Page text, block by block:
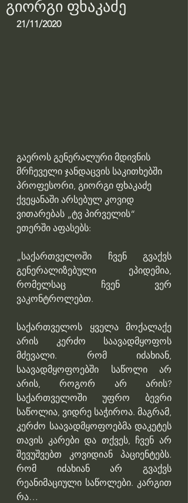
გიორგი ფხაკაძე
21/11/2020
გაეროს გენერალური მდივნის
მრჩეველი ჯანდაცვის საკითხებში
პროფესორი, გიორგი ფხაკაძე
ქვეყანაში არსებულ კოვიდ
ვითარებას „ტვ პირველის“
ეთერში აფასებს:
„საქართველოში ჩვენ გვაქვს
გენერალიზებული ეპიდემია,
რომელსაც ჩვენ ვერ
ვაკონტროლებთ.
საქართველოს ყველა მოქალაქე
არის კერძო საავადმყოფოს
მძევალი. რომ იძახიან,
საავადმყოფოებში საწოლი არ
არის, როგორ არ არის?
საქართველოში უფრო ბევრი
საწოლია, ვიდრე საჭიროა. მაგრამ,
კერძო საავადმყოფოებმა დაკეტეს
თავის კარები და თქვეს, ჩვენ არ
შევუშვებთ კოვიდიან პაციენტებს.
რომ იძახიან არ გვაქვს
რეანიმაციული საწოლები. კარგით
რა…